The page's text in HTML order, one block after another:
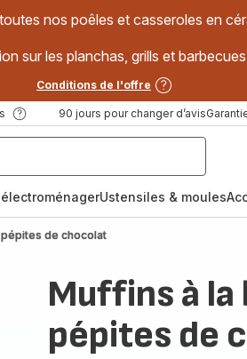
nos poêles et casseroles en
sur les planchas, grills et
Conditions de l'offre
90 jours pour changer d’avis
Ustensiles & moules
de chocolat
Muffins à la
pépites de